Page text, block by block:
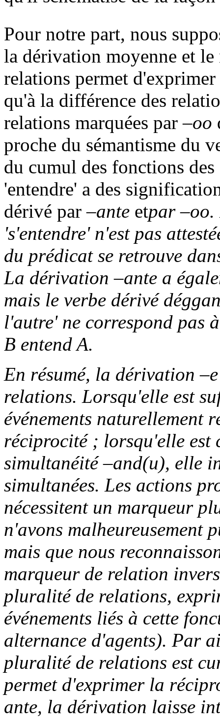
Pour notre part, nous
la dérivation moyenne et
relations permet
qu'à la différence des
relations marquées par–oo
proche du sémantisme du
du cumul des fonctions
'entendre' a des
dérivé par–ante etpar–oo.
's'entendre' n'est pas
du prédicat se retrouve
La dérivation–ante a
mais le verbe dérivé
l'autre' ne correspond pas
B entend A.
En résumé, la dérivation–e
relations. Lorsqu'elle est
événements naturellement
réciprocité ; lorsqu'elle est
simultanéité–and(u), elle
simultanées. Les actions
nécessitent un marqueur
n'avons malheureusement
mais que nous
marqueur de relation
pluralité de relations,
événements liés à cette
alternance d'agents). Par
pluralité de relations est
permet d'exprimer la
ante, la dérivation laisse